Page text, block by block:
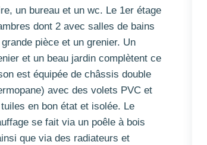
un bureau et un wc. Le 1er étage
dont 2 avec salles de bains
pièce et un grenier. Un
et un beau jardin complètent ce
est équipée de châssis double
avec des volets PVC et
en bon état et isolée. Le
se fait via un poêle à bois
que via des radiateurs et